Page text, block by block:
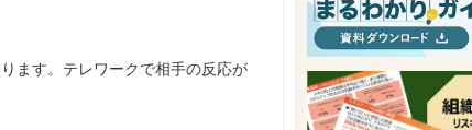
ます。テレワークで相手の反応が